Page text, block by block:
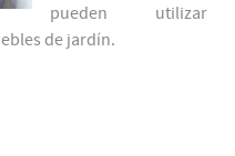
pueden utilizar
de jardín.